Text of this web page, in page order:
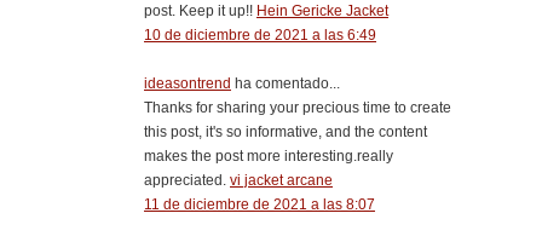
post. Keep it up!! Hein Gericke Jacket
10 de diciembre de 2021 a las 6:49
ideasontrend ha comentado...
Thanks for sharing your precious time to create
this post, it's so informative, and the content
makes the post more interesting.really
appreciated. vi jacket arcane
11 de diciembre de 2021 a las 8:07